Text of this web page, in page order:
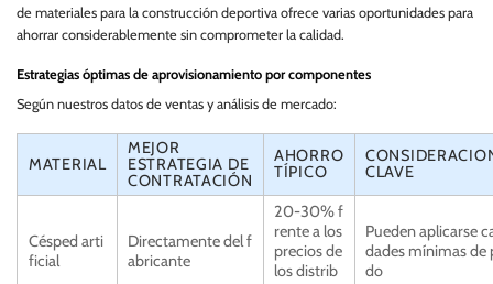
de materiales para la construcción deportiva ofrece varias oportunidades para
ahorrar considerablemente sin comprometer la calidad.
Estrategias óptimas de aprovisionamiento por componentes
Según nuestros datos de ventas y análisis de mercado:
MATERIAL
MEJOR
ESTRATEGIA DE
CONTRATACIÓN
AHORRO
TÍPICO
CLAVE
Césped arti
ficial
Directamente del f
abricante
20-30% f
rente a los
precios de
los distrib
Pueden aplicarse
dades mínimas de
do